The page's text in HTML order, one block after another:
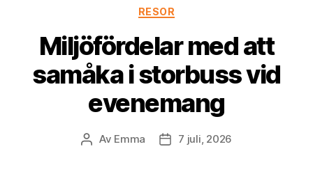
Kategorier
RESOR
Miljöfördelar med att
samåka i storbuss vid
evenemang
Inläggsförfattare
Av Emma Inläggsdatum
7 juli, 2026